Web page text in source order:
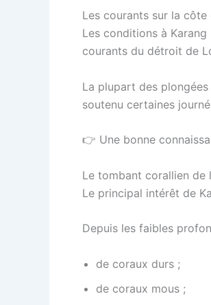
Les courants sur la côte
Les conditions à
courants du détroit de
La plupart des
soutenu certaines
👉 Une bonne
Le tombant corallien de
Le principal intérêt de
Depuis les faibles
de coraux durs ;
de coraux mous ;